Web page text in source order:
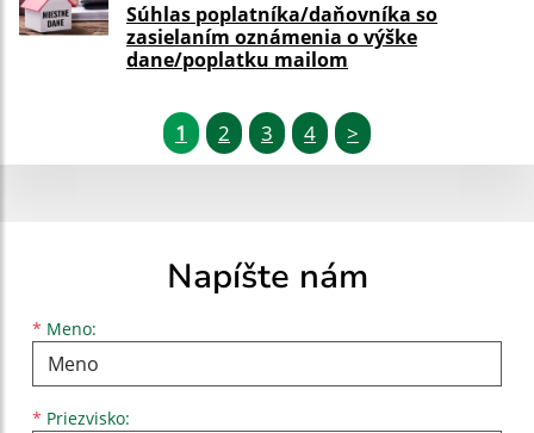
Súhlas poplatníka/daňovníka so
zasielaním oznámenia o výške
dane/poplatku mailom
1 2 3 4 >
Napíšte nám
* Meno:
Meno
* Priezvisko:
Priezvisko
E-mailová adresa